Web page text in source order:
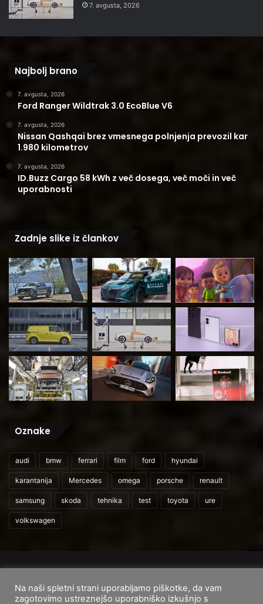
7. avgusta, 2026
Najbolj brano
7. avgusta, 2026
Ford Ranger Wildtrak 3.0 EcoBlue V6
7. avgusta, 2026
Nissan Qashqai brez vmesnega polnjenja prevozil kar
1.980 kilometrov
7. avgusta, 2026
ID.Buzz Cargo 58 kWh z več dosega, več moči in več
uporabnosti
Zadnje slike iz člankov
Oznake
audi bmw ferrari film ford hyundai
karantanija Mercedes omega porsche renault
samsung skoda tehnika test toyota ure
volkswagen
Domov
O nas Cenik storitev Pogoji uporabe
Na naši spletni strani uporabljamo piškotke, da vam
zagotovimo ustreznejšo uporabniško izkušnjo s